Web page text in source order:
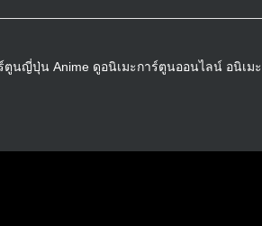
ตูนญี่ปุ่น Anime ดูอนิเมะการ์ตูนออนไลน์ อนิเมะ